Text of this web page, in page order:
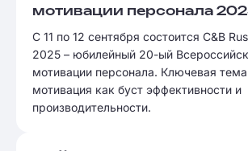
мотивации персонала
С 11 по 12 сентября состоится C&B
2025 – юбилейный 20-ый
мотивации персонала. Ключевая
мотивация как буст эффективности и
производительности.